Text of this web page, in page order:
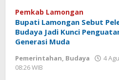
Pemkab Lamongan
Bupati Lamongan Sebut
Budaya Jadi Kunci
Generasi Muda
Pemerintahan, Budaya
4
08:26 WIB